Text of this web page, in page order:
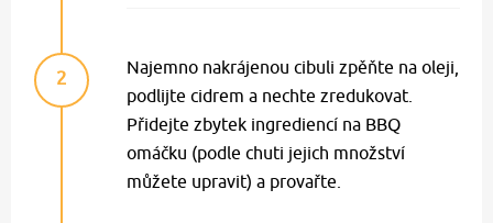
2
Najemno nakrájenou cibuli zpěňte na oleji,
podlijte cidrem a nechte zredukovat.
Přidejte zbytek ingrediencí na BBQ
omáčku (podle chuti jejich množství
můžete upravit) a provařte.